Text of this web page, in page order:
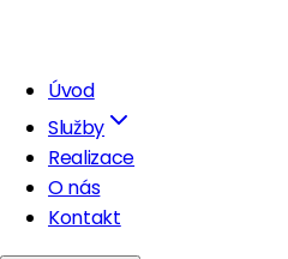
Úvod
Služby
Realizace
O nás
Kontakt